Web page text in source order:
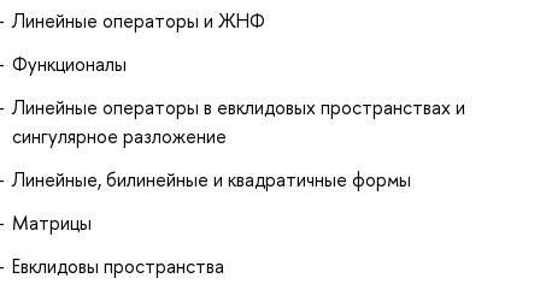
Линейные операторы и ЖНФ
Функционалы
Линейные операторы в евклидовых пространствах и
сингулярное разложение
Линейные, билинейные и квадратичные формы
Матрицы
Евклидовы пространства